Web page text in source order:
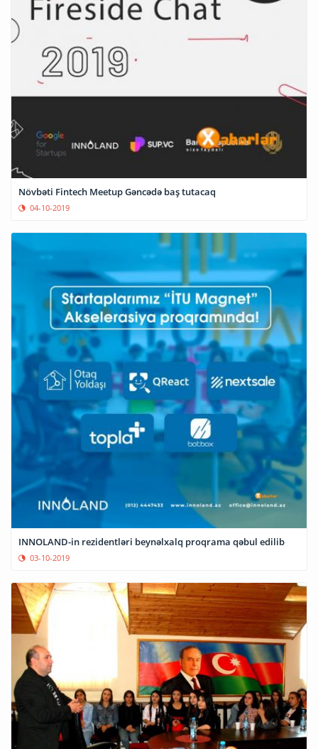
Növbəti Fintech Meetup Gəncədə baş tutacaq
04-10-2019
INNOLAND-in rezidentləri beynəlxalq proqrama qəbul edilib
03-10-2019